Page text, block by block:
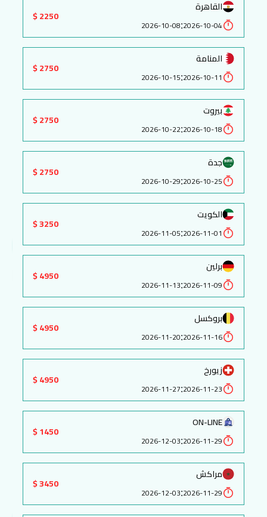
القاهرة
2026-10-04
:
2026-10-08
2250 $
المنامة
2026-10-11
:
2026-10-15
2750 $
بيروت
2026-10-18
:
2026-10-22
2750 $
جدة
2026-10-25
:
2026-10-29
2750 $
الكويت
2026-11-01
:
2026-11-05
3250 $
برلين
2026-11-09
:
2026-11-13
4950 $
بروكسل
2026-11-16
:
2026-11-20
4950 $
زيورخ
2026-11-23
:
2026-11-27
4950 $
ON-LINE
2026-11-29
:
2026-12-03
1450 $
مراكش
2026-11-29
:
2026-12-03
3450 $